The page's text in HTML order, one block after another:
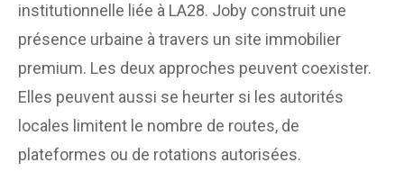
institutionnelle liée à LA28. Joby construit une
présence urbaine à travers un site immobilier
premium. Les deux approches peuvent coexister.
Elles peuvent aussi se heurter si les autorités
locales limitent le nombre de routes, de
plateformes ou de rotations autorisées.